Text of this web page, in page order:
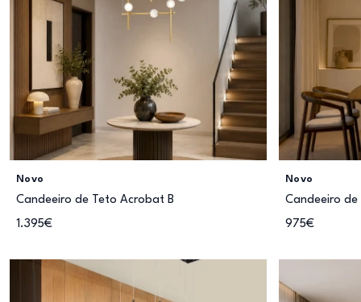
Novo
Candeeiro de Teto Acrobat B
1.395€
Novo
Candeeiro
975€